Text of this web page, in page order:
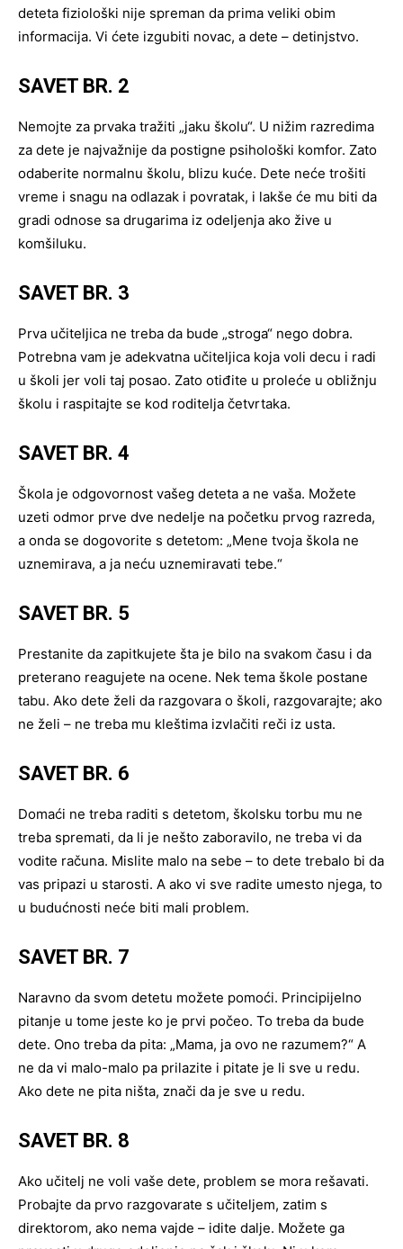
deteta fiziološki nije spreman da prima veliki obim
informacija. Vi ćete izgubiti novac, a dete – detinjstvo.
SAVET BR. 2
Nemojte za prvaka tražiti „jaku školu“. U nižim razredima
za dete je najvažnije da postigne psihološki komfor. Zato
odaberite normalnu školu, blizu kuće. Dete neće trošiti
vreme i snagu na odlazak i povratak, i lakše će mu biti da
gradi odnose sa drugarima iz odeljenja ako žive u
komšiluku.
SAVET BR. 3
Prva učiteljica ne treba da bude „stroga“ nego dobra.
Potrebna vam je adekvatna učiteljica koja voli decu i radi
u školi jer voli taj posao. Zato otiđite u proleće u obližnju
školu i raspitajte se kod roditelja četvrtaka.
SAVET BR. 4
Škola je odgovornost vašeg deteta a ne vaša. Možete
uzeti odmor prve dve nedelje na početku prvog razreda,
a onda se dogovorite s detetom: „Mene tvoja škola ne
uznemirava, a ja neću uznemiravati tebe.“
SAVET BR. 5
Prestanite da zapitkujete šta je bilo na svakom času i da
preterano reagujete na ocene. Nek tema škole postane
tabu. Ako dete želi da razgovara o školi, razgovarajte; ako
ne želi – ne treba mu kleštima izvlačiti reči iz usta.
SAVET BR. 6
Domaći ne treba raditi s detetom, školsku torbu mu ne
treba spremati, da li je nešto zaboravilo, ne treba vi da
vodite računa. Mislite malo na sebe – to dete trebalo bi da
vas pripazi u starosti. A ako vi sve radite umesto njega, to
u budućnosti neće biti mali problem.
SAVET BR. 7
Naravno da svom detetu možete pomoći. Principijelno
pitanje u tome jeste ko je prvi počeo. To treba da bude
dete. Ono treba da pita: „Mama, ja ovo ne razumem?“ A
ne da vi malo-malo pa prilazite i pitate je li sve u redu.
Ako dete ne pita ništa, znači da je sve u redu.
SAVET BR. 8
Ako učitelj ne voli vaše dete, problem se mora rešavati.
Probajte da prvo razgovarate s učiteljem, zatim s
direktorom, ako nema vajde – idite dalje. Možete ga